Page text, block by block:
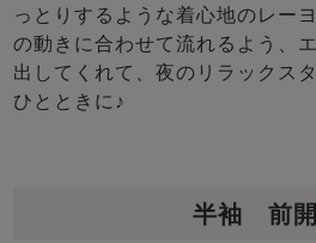
っとりするような着心地のレー
の動きに合わせて流れるよう、
出してくれて、夜のリラックス
ひとときに♪
半袖 前開